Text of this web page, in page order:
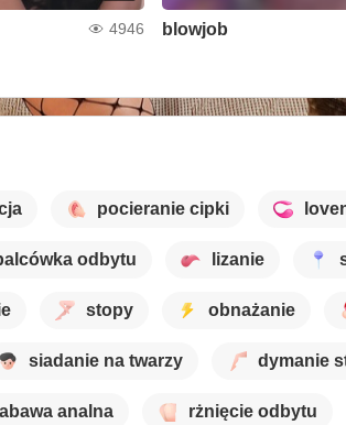
4946 blowjob
pocieranie cipki
odbytu lizanie
stopy obnażanie
siadanie na twarzy dymanie
analna rżnięcie odbytu